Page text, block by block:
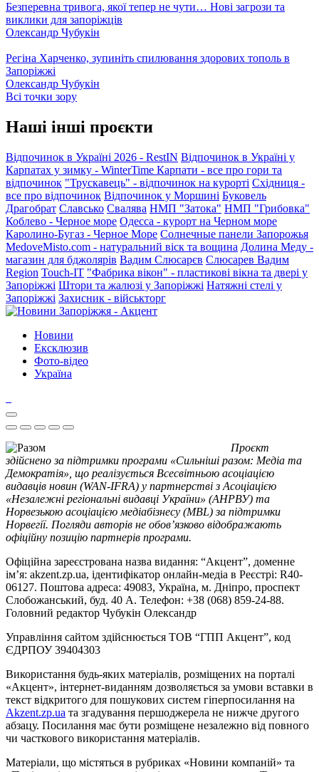
Безперевна тривога, якої тепер не чути… Нові загрози та
виклики для запоріжців
Олександр Чубукін
Регіна Харченко, зупиніть спилювання здорових тополь в
Запоріжжі
Олександр Чубукін
Всі точки зору
Наші інші проєкти
Відпочинок в Україні 2026 - RestIN Відпочинок в Україні у
Карпатах у зимку - WinterTime Карпати - все про гори та
відпочинок "Трускавець" - відпочинок на курорті Східниця -
все про відпочинок Відпочинок у Моршині Буковель
Драгобрат Славсько Свалява НМП "Затока" НМП "Грибовка"
Коблево - Черное море Одесса - курорт на Черном море
Каролино-Бугаз - Черное Море Солнечные панели Запорожья
MedoveMisto.com - натуральний віск та вощина Долина Меду -
магазин для бджолярів Вадим Слюсарєв Слюсарев Вадим
Region Touch-IT "Фабрика вікон" - пластикові вікна та двері у
Запоріжжі Штори та жалюзі у Запоріжжі Натяжні стелі у
Запоріжжі Захисник - військторг
Новини
Ексклюзив
Фото-відео
Україна
Проєкт
здійснено за підтримки програми «Сильніші разом: Медіа та
Демократія», що реалізується Всесвітньою асоціацією
видавців новин (WAN-IFRA) у партнерстві з Асоціацією
«Незалежні регіональні видавці України» (АНРВУ) та
Норвезькою асоціацією медіабізнесу (MBL) за підтримки
Норвегії. Погляди авторів не обов’язково відображають
офіційну позицію партнерів програми.
Офіційна зареєстрована назва видання: “Акцент”, доменне
ім’я: akzent.zp.ua, ідентифікатор онлайн-медіа в Реєстрі: R40-
06127. Поштова адреса: 49083, Україна, м. Дніпро, проспект
Слобожанський, буд. 40 А. Телефон: +38 (068) 859-24-88.
Головний редактор Чубукін Олександр
Управління сайтом здійснюється ТОВ “ГПП Акцент”, код
ЄДРПОУ 39404303
Використання будь-яких матеріалів, розміщених на порталі
«Акцент», інтернет-виданням дозволяється за умови вставки в
текст відкритого для пошукових систем гіперпосилання на
Akzent.zp.ua та згадування першоджерела не нижче другого
абзацу. Посилання має бути розміщене незалежно від повного
чи часткового використання матеріалів.
Матеріали, що містяться в рубриках «Новини компаній» та